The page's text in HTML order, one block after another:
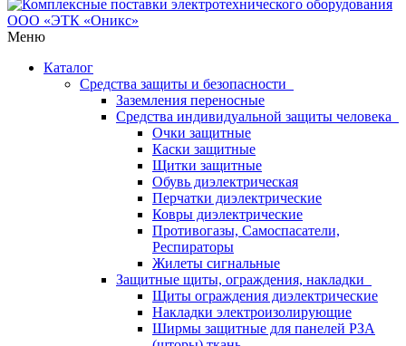
Меню
Каталог
Средства защиты и безопасности
Заземления переносные
Средства индивидуальной защиты человека
Очки защитные
Каски защитные
Щитки защитные
Обувь диэлектрическая
Перчатки диэлектрические
Ковры диэлектрические
Противогазы, Самоспасатели,
Респираторы
Жилеты сигнальные
Защитные щиты, ограждения, накладки
Щиты ограждения диэлектрические
Накладки электроизолирующие
Ширмы защитные для панелей РЗА